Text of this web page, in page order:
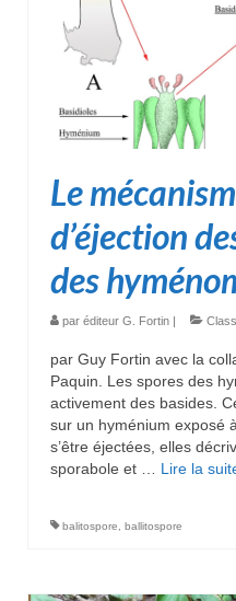
Le
d’éjection
des
par éditeur G. Fortin |
par Guy Fortin avec la
Paquin. Les spores des
activement des basides.
sur un hyménium exposé
s’être éjectées, elles
sporabole et … Lire la
balitospore ballitospore